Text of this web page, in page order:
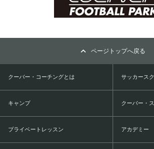
ページトップへ戻る
クーバー・コーチングとは サッカース
キャンプ クーバー・
プライベートレッスン アカデミー